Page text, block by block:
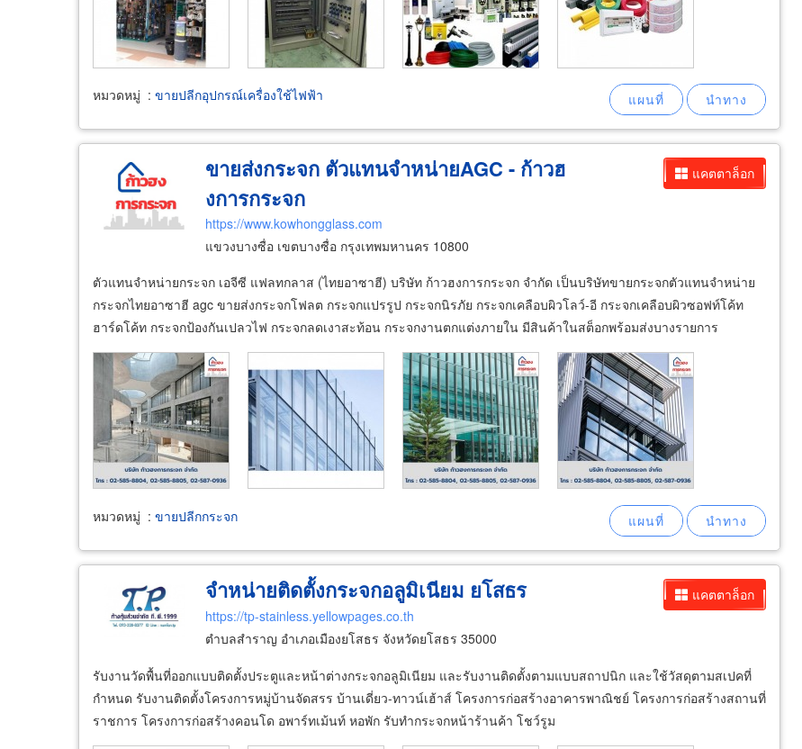
หมวดหมู่ : ขายปลีกอุปกรณ์เครื่องใช้ไฟฟ้า
แคตตาล็อก
ขายส่งกระจก ตัวแทนจำหน่ายAGC - ก้าวฮ
งการกระจก
https://www.kowhongglass.com
แขวงบางซื่อ เขตบางซื่อ กรุงเทพมหานคร 10800
ตัวแทนจำหน่ายกระจก เอจีซี แฟลทกลาส (ไทยอาซาฮี) บริษัท ก้าวฮงการกระจก จำกัด เป็นบริษัทขายกระจกตัวแทนจำหน่าย
กระจกไทยอาซาฮี agc ขายส่งกระจกโฟลต กระจกแปรรูป กระจกนิรภัย กระจกเคลือบผิวโลว์-อี กระจกเคลือบผิวซอฟท์โค้ท
ฮาร์ดโค้ท กระจกป้องกันเปลวไฟ กระจกลดเงาสะท้อน กระจกงานตกแต่งภายใน มีสินค้าในสต็อกพร้อมส่งบางรายการ
หมวดหมู่ : ขายปลีกกระจก
แคตตาล็อก
จำหน่ายติดตั้งกระจกอลูมิเนียม ยโสธร
https://tp-stainless.yellowpages.co.th
ตำบลสำราญ อำเภอเมืองยโสธร จังหวัดยโสธร 35000
รับงานวัดพื้นที่ออกแบบติดตั้งประตูและหน้าต่างกระจกอลูมิเนียม และรับงานติดตั้งตามแบบสถาปนิก และใช้วัสดุตามสเปคที่
กำหนด รับงานติดตั้งโครงการหมู่บ้านจัดสรร บ้านเดี่ยว-ทาวน์เฮ้าส์ โครงการก่อสร้างอาคารพาณิชย์ โครงการก่อสร้างสถานที่
ราชการ โครงการก่อสร้างคอนโด อพาร์ทเม้นท์ หอพัก รับทำกระจกหน้าร้านค้า โชว์รูม